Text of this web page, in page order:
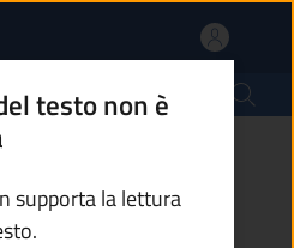
un
un'altra scheda).
a Breno?
testo non è
supporta la lettura